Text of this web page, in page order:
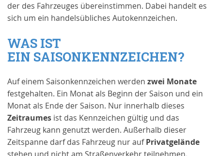
der des Fahrzeuges übereinstimmen. Dabei handelt es
sich um ein handelsübliches Autokennzeichen.
WAS IST
EIN SAISONKENNZEICHEN?
Auf einem Saisonkennzeichen werden zwei Monate
festgehalten. Ein Monat als Beginn der Saison und ein
Monat als Ende der Saison. Nur innerhalb dieses
Zeitraumes ist das Kennzeichen gültig und das
Fahrzeug kann genutzt werden. Außerhalb dieser
Zeitspanne darf das Fahrzeug nur aufPrivatgelände